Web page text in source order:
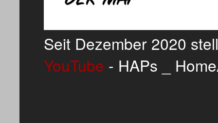
Seit Dezember 2020
YouTube - HAPs _